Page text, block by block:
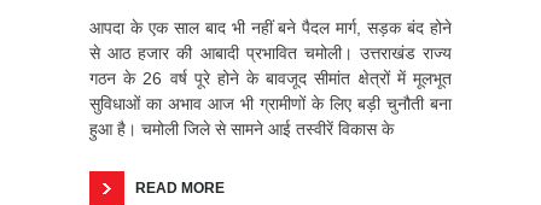
आपदा के एक साल बाद भी नहीं बने पैदल मार्ग, सड़क बंद होने
से आठ हजार की आबादी प्रभावित चमोली। उत्तराखंड राज्य
गठन के 26 वर्ष पूरे होने के बावजूद सीमांत क्षेत्रों में मूलभूत
सुविधाओं का अभाव आज भी ग्रामीणों के लिए बड़ी चुनौती बना
हुआ है। चमोली जिले से सामने आई तस्वीरें विकास के
READ MORE